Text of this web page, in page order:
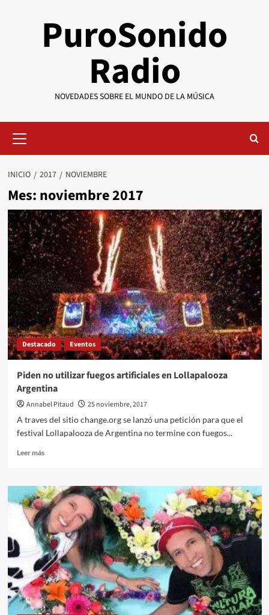
PuroSonido
Radio
NOVEDADES SOBRE EL MUNDO DE LA MÚSICA
primario
INICIO 2017 NOVIEMBRE
Mes: noviembre 2017
Destacado Eventos
Piden no utilizar fuegos artificiales en Lollapalooza
Argentina
Annabel Pitaud
25 noviembre, 2017
A traves del sitio change.org se lanzó una petición para que el
festival Lollapalooza de Argentina no termine con fuegos...
Leer másLeer
Piden
no
utilizar
fuegos
artificiales
en
Lollapalooza
Argentina